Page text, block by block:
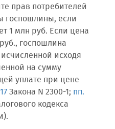
прав потребителей
госпошлины, если
1 млн руб. Если цена
госпошлина
исходя
на сумму
уплате при цене
Закона N 2300-1; пп.
кодекса